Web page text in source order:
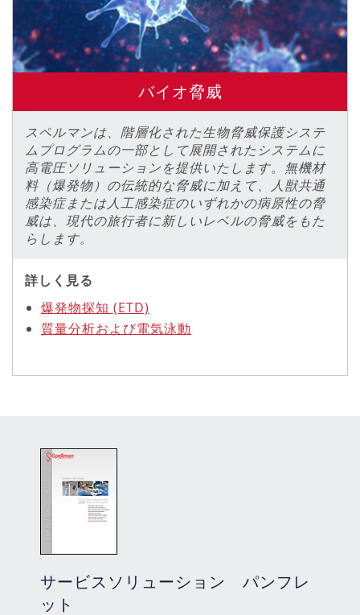
バイオ脅威
スペルマンは、階層化された生物脅威保護システ
ムプログラムの一部として展開されたシステムに
高電圧ソリューションを提供いたします。無機材
料（爆発物）の伝統的な脅威に加えて、人獣共通
感染症または人工感染症のいずれかの病原性の脅
威は、現代の旅行者に新しいレベルの脅威をもた
らします。
詳しく見る
爆発物探知 (ETD)
質量分析および電気泳動
サービスソリューション パンフレ
ット